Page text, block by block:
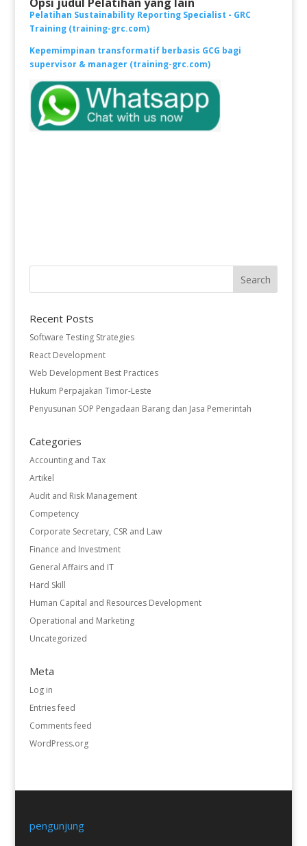
Pelatihan Sustainability Reporting Specialist - GRC
Training (training-grc.com)
Kepemimpinan transformatif berbasis GCG bagi
supervisor & manager (training-grc.com)
Recent Posts
Software Testing Strategies
React Development
Web Development Best Practices
Hukum Perpajakan Timor-Leste
Penyusunan SOP Pengadaan Barang dan Jasa Pemerintah
Categories
Accounting and Tax
Artikel
Audit and Risk Management
Competency
Corporate Secretary, CSR and Law
Finance and Investment
General Affairs and IT
Hard Skill
Human Capital and Resources Development
Operational and Marketing
Uncategorized
Meta
Log in
Entries feed
Comments feed
WordPress.org
pengunjung